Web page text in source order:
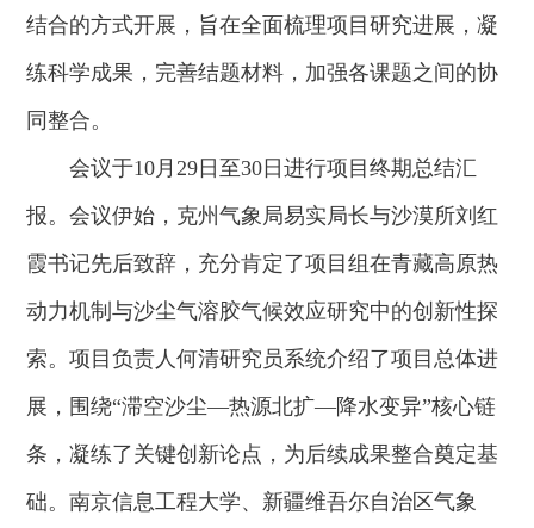
结合的方式开展，旨在全面梳理项目研究进展，凝
练科学成果，完善结题材料，加强各课题之间的协
同整合。
会议于10月29日至30日进行项目终期总结汇
报。会议伊始，克州气象局易实局长与沙漠所刘红
霞书记先后致辞，充分肯定了项目组在青藏高原热
动力机制与沙尘气溶胶气候效应研究中的创新性探
索。项目负责人何清研究员系统介绍了项目总体进
展，围绕“滞空沙尘—热源北扩—降水变异”核心链
条，凝练了关键创新论点，为后续成果整合奠定基
础。南京信息工程大学、新疆维吾尔自治区气象